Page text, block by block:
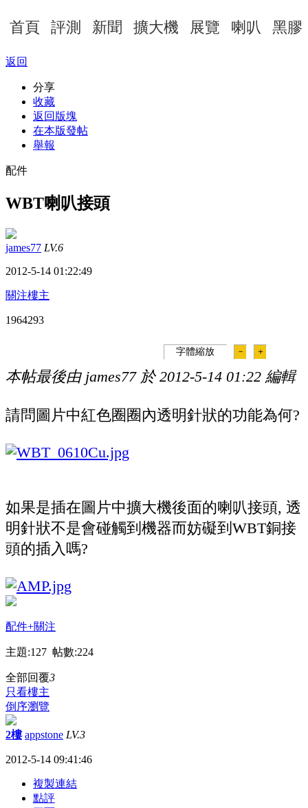
首頁 評測 新聞 擴大機 展覽 喇叭 黑膠
返回
分享
收藏
返回版塊
在本版發帖
舉報
配件
WBT喇叭接頭
james77 LV.6
2012-5-14 01:22:49
關注樓主
1964293
字體縮放 － ＋
本帖最後由 james77 於 2012-5-14 01:22 編輯
請問圖片中紅色圈圈內透明針狀的功能為何?
如果是插在圖片中擴大機後面的喇叭接頭, 透
明針狀不是會碰觸到機器而妨礙到WBT銅接
頭的插入嗎?
配件+關注
主題:127 帖數:224
全部回覆3
只看樓主
倒序瀏覽
2樓 appstone LV.3
2012-5-14 09:41:46
複製連結
點評